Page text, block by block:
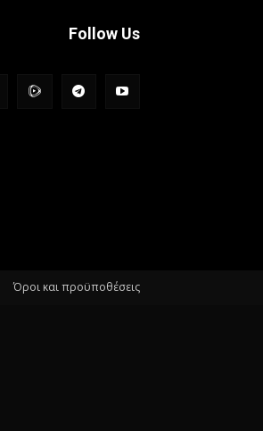
Follow Us
Όροι και προϋποθέσεις